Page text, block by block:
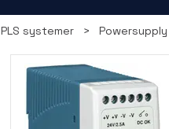
PLS systemer > Powersupply